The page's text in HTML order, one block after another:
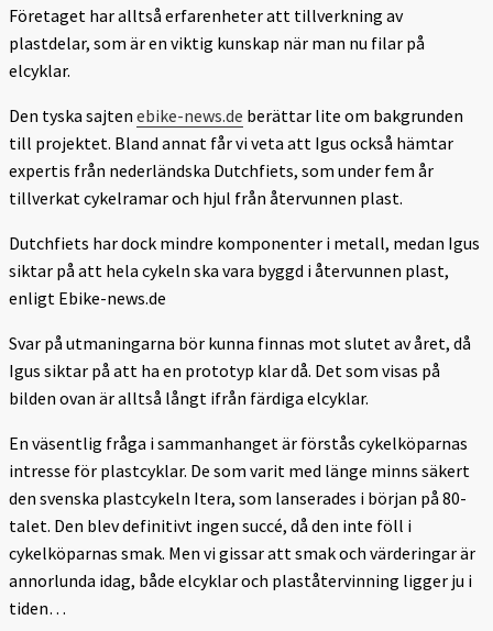
Företaget har alltså erfarenheter att tillverkning av
plastdelar, som är en viktig kunskap när man nu filar på
elcyklar.
Den tyska sajten ebike-news.de berättar lite om bakgrunden
till projektet. Bland annat får vi veta att Igus också hämtar
expertis från nederländska Dutchfiets, som under fem år
tillverkat cykelramar och hjul från återvunnen plast.
Dutchfiets har dock mindre komponenter i metall, medan Igus
siktar på att hela cykeln ska vara byggd i återvunnen plast,
enligt Ebike-news.de
Svar på utmaningarna bör kunna finnas mot slutet av året, då
Igus siktar på att ha en prototyp klar då. Det som visas på
bilden ovan är alltså långt ifrån färdiga elcyklar.
En väsentlig fråga i sammanhanget är förstås cykelköparnas
intresse för plastcyklar. De som varit med länge minns säkert
den svenska plastcykeln Itera, som lanserades i början på 80-
talet. Den blev definitivt ingen succé, då den inte föll i
cykelköparnas smak. Men vi gissar att smak och värderingar är
annorlunda idag, både elcyklar och plaståtervinning ligger ju i
tiden…